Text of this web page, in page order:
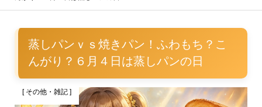
蒸しパンｖｓ焼きパン！ふわもち？こ
んがり？６月４日は蒸しパンの日
[ その他・雑記 ]